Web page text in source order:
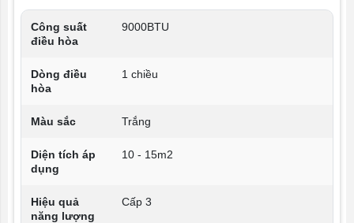
Công suất
điều hòa
9000BTU
Dòng điều
hòa
1 chiều
Màu sắc Trắng
Diện tích áp
dụng
10 - 15m2
Hiệu quả
năng lượng
Cấp 3